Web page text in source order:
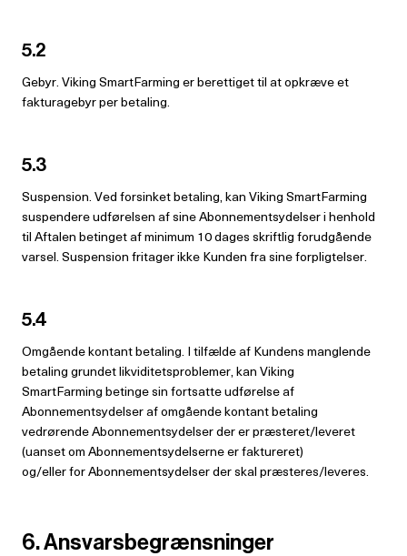
5.2
Gebyr. Viking SmartFarming er berettiget til at opkræve et
fakturagebyr per betaling.
5.3
Suspension. Ved forsinket betaling, kan Viking SmartFarming
suspendere udførelsen af sine Abonnementsydelser i henhold
til Aftalen betinget af minimum 10 dages skriftlig forudgående
varsel. Suspension fritager ikke Kunden fra sine forpligtelser.
5.4
Omgående kontant betaling. I tilfælde af Kundens manglende
betaling grundet likviditetsproblemer, kan Viking
SmartFarming betinge sin fortsatte udførelse af
Abonnementsydelser af omgående kontant betaling
vedrørende Abonnementsydelser der er præsteret/leveret
(uanset om Abonnementsydelserne er faktureret)
og/eller for Abonnementsydelser der skal præsteres/leveres.
6. Ansvarsbegrænsninger